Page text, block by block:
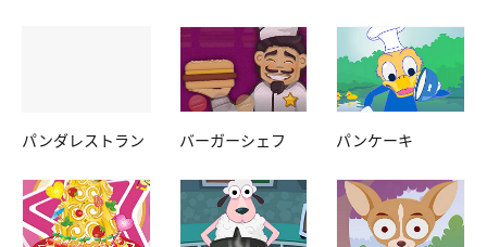
パンダレストラン バーガーシェフ パンケーキ